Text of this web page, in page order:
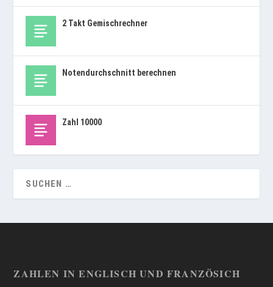
2 Takt Gemischrechner
Notendurchschnitt berechnen
Zahl 10000
ZAHLEN IN ENGLISCH UND FRANZÖSICH